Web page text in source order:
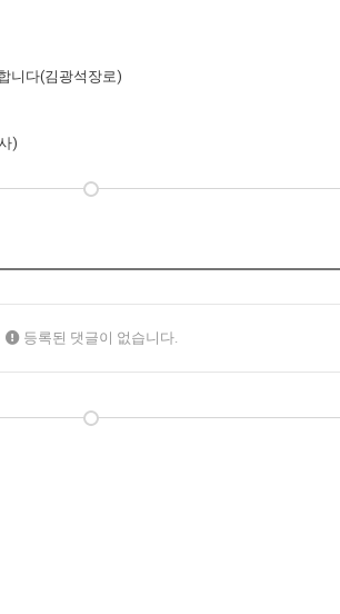
니다(김광석장로)
)
등록된 댓글이 없습니다.